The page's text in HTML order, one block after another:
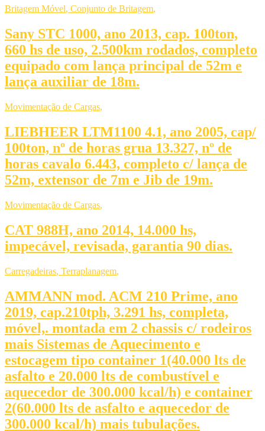
Britagem Móvel, Conjunto de Britagem,
Sany STC 1000, ano 2013, cap. 100ton,
660 hs de uso, 2.500km rodados, completo
equipado com lança principal de 52m e
lança auxiliar de 18m.
Movimentação de Cargas,
LIEBHEER LTM1100 4.1, ano 2005, cap/
100ton, nº de horas grua 13.327, nº de
horas cavalo 6.443, completo c/ lança de
52m, extensor de 7m e Jib de 19m.
Movimentação de Cargas,
CAT 988H, ano 2014, 14.000 hs,
impecável, revisada, garantia 90 dias.
Carregadeiras, Terraplanagem,
AMMANN mod. ACM 210 Prime, ano
2019, cap.210tph, 3.291 hs, completa,
móvel,. montada em 2 chassis c/ rodeiros
mais Sistemas de Aquecimento e
estocagem tipo container 1(40.000 lts de
asfalto e 20.000 lts de combustível e
aquecedor de 300.000 kcal/h) e container
2(60.000 lts de asfalto e aquecedor de
300.000 kcal/h) mais tubulações.